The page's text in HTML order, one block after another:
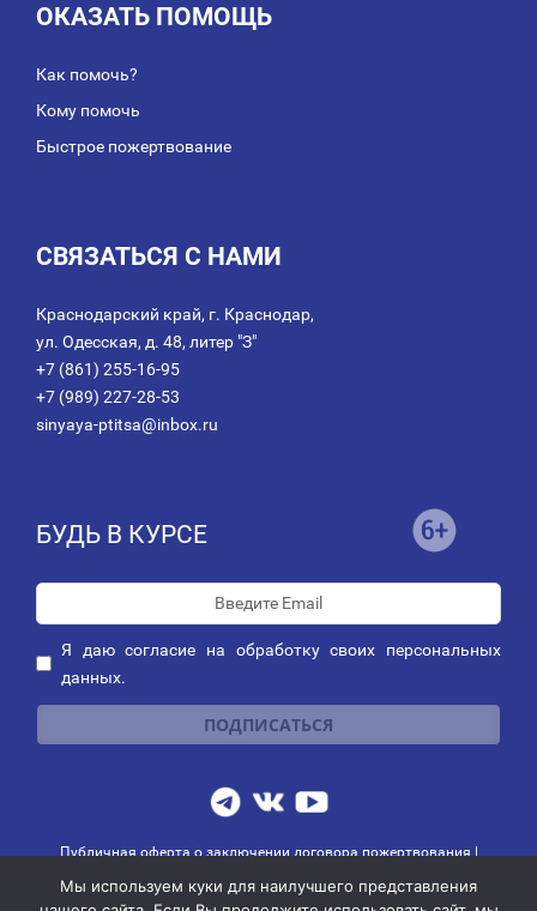
ОКАЗАТЬ ПОМОЩЬ
Как помочь?
Кому помочь
Быстрое пожертвование
СВЯЗАТЬСЯ С НАМИ
Краснодарский край, г. Краснодар,
ул. Одесская, д. 48, литер "З"
+7 (861) 255-16-95
+7 (989) 227-28-53
sinyaya-ptitsa@inbox.ru
БУДЬ В КУРСЕ
Я даюсогласие на обработку своих персональных
данных.
Публичная оферта о заключении договора пожертвования |
© 2014-2026 АНО благотворительных и социальных программ
Мы используем куки для наилучшего представления